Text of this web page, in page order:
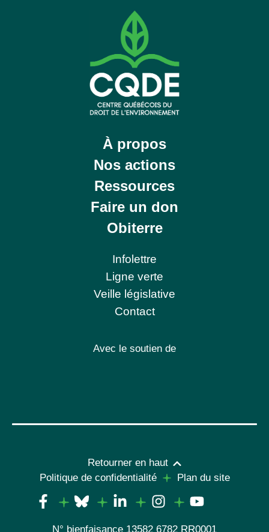
À propos
Nos actions
Ressources
Faire un don
Obiterre
Infolettre
Ligne verte
Veille législative
Contact
Avec le soutien de
N° bienfaisance 13582 6782 RR0001
Retourner en haut
Politique de confidentialité
Plan du site